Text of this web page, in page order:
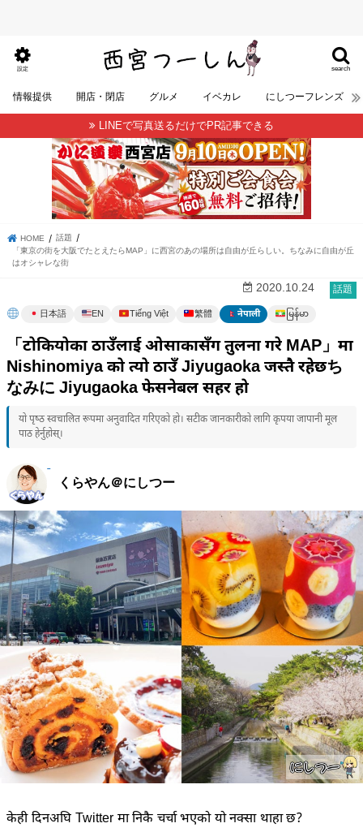
search
設定
情報提供 開店・閉店 グルメ イベカレ にしつーフレンズ
LINEで写真送るだけでPR記事できる
HOME
話題
「東京の街を大阪でたとえたらMAP」に西宮のあの場所は自由が丘らしい。ちなみに自由が丘
はオシャレな街
話題
2020.10.24
日本語 EN Tiếng Việt 繁體 नेपाली မြန်မာ
「टोकियोका ठाउँलाई ओसाकासँग तुलना गरे MAP」मा
Nishinomiya को त्यो ठाउँ Jiyugaoka जस्तै रहेछち
なみに Jiyugaoka फेसनेबल सहर हो
यो पृष्ठ स्वचालित रूपमा अनुवादित गरिएको हो। सटीक जानकारीको लागि कृपया जापानी मूल
पाठ हेर्नुहोस्।
くらやん＠にしつー
केही दिनअघि Twitter मा निकै चर्चा भएको यो नक्सा थाहा छ?